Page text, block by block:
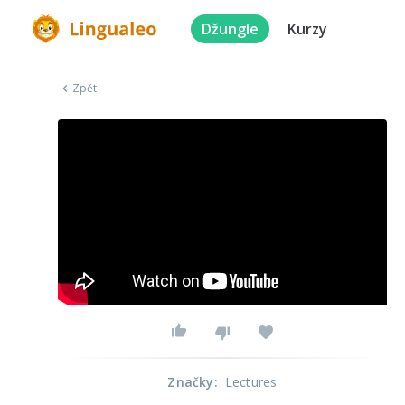
Džungle Kurzy
Zpět
Značky: Lectures